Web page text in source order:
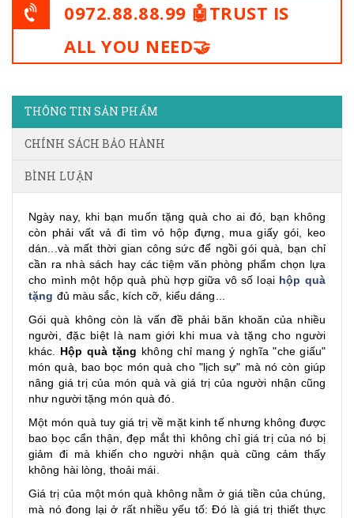
0972.88.88.99 🤖TRUST IS
ALL YOU NEED🤝
THÔNG TIN SẢN PHẨM
CHÍNH SÁCH BẢO HÀNH
BÌNH LUẬN
Ngày nay, khi bạn muốn tặng quà cho ai đó, bạn không
còn phải vất vả đi tìm vỏ hộp đựng, mua giấy gói, keo
dán...và mất thời gian công sức để ngồi gói quà, bạn chỉ
cần ra nhà sách hay các tiệm văn phòng phẩm chọn lựa
cho mình một hộp quà phù hợp giữa vô số loại hộp quà
tặng đủ màu sắc, kích cỡ, kiểu dáng...
Gói quà không còn là vấn đề phải băn khoăn của nhiều
người, đặc biệt là nam giới khi mua và tặng cho người
khác. Hộp quà tặng không chỉ mang ý nghĩa "che giấu"
món quà, bao bọc món quà cho "lịch sự" mà nó còn giúp
nâng giá trị của món quà và giá trị của người nhận cũng
như người tặng món quà đó.
Một món quà tuy giá trị về mặt kinh tế nhưng không được
bao bọc cẩn thận, đẹp mắt thì không chỉ giá trị của nó bị
giảm đi mà khiến cho người nhận quà cũng cảm thấy
không hài lòng, thoải mái.
Giá trị của một món quà không nằm ở giá tiền của chúng,
mà nó đong lại ở rất nhiều yếu tố: Đó là giá trị thiết thực